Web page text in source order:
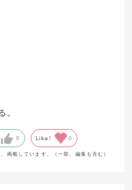
。
0 Like! 0
掲載しています。（一部、編集も含む）